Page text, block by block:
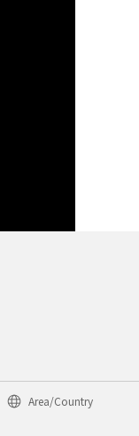
Area/Country